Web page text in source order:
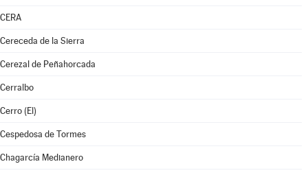
CERA
Cereceda de la Sierra
Cerezal de Peñahorcada
Cerralbo
Cerro (El)
Cespedosa de Tormes
Chagarcía Medianero